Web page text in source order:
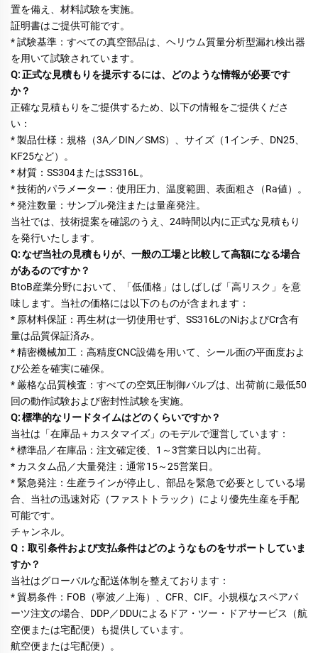
置を備え、材料試験を実施。
証明書はご提供可能です。
* 試験基準：すべての真空部品は、ヘリウム質量分析型漏れ検出器
を用いて試験されています。
Q: 正式な見積もりを提示するには、どのような情報が必要です
か？
正確な見積もりをご提供するため、以下の情報をご提供くださ
い：
* 製品仕様：規格（3A／DIN／SMS）、サイズ（1インチ、DN25、
KF25など）。
* 材質：SS304またはSS316L。
* 発注数量：サンプル発注または量産発注。
当社では、技術提案を確認のうえ、24時間以内に正式な見積もり
を発行いたします。
Q: なぜ当社の見積もりが、一般の工場と比較して高額になる場合
があるのですか？
BtoB産業分野において、「低価格」はしばしば「高リスク」を意
味します。当社の価格には以下のものが含まれます：
* 原材料保証：再生材は一切使用せず、SS316LのNiおよびCr含有
量は品質保証済み。
* 精密機械加工：高精度CNC設備を用いて、シール面の平面度およ
び公差を確実に確保。
* 厳格な品質検査：すべての空気圧制御バルブは、出荷前に最低50
回の動作試験および密封性試験を実施。
Q: 標準的なリードタイムはどのくらいですか？
当社は「在庫品＋カスタマイズ」のモデルで運営しています：
* 標準品／在庫品：注文確定後、1～3営業日以内に出荷。
* カスタム品／大量発注：通常15～25営業日。
* 緊急発注：生産ラインが停止し、部品を緊急で必要としている場
合、当社の迅速対応（ファストトラック）により優先生産を手配
可能です。
チャンネル。
Q：取引条件および支払条件はどのようなものをサポートしていま
すか？
当社はグローバルな配送体制を整えております：
* 貿易条件：FOB（寧波／上海）、CFR、CIF。小規模なスペアパ
ーツ注文の場合、DDP／DDUによるドア・ツー・ドアサービス（航
空便または宅配便）も提供しています。
航空便または宅配便）。